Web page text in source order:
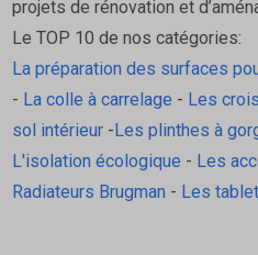
projets de rénovation et
Le TOP 10 de nos catégories:
La préparation des surfaces
- La colle à carrelage - Les
sol intérieur-Les plinthes à
L'isolation écologique - Les
Radiateurs Brugman - Les